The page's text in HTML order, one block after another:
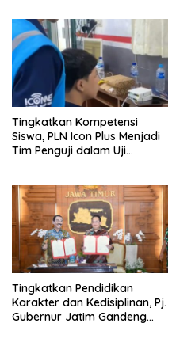
Tingkatkan Kompetensi
Siswa, PLN Icon Plus Menjadi
Tim Penguji dalam Uji
Siliragung
Tingkatkan Pendidikan
Karakter dan Kedisiplinan, Pj.
Gubernur Jatim Gandeng